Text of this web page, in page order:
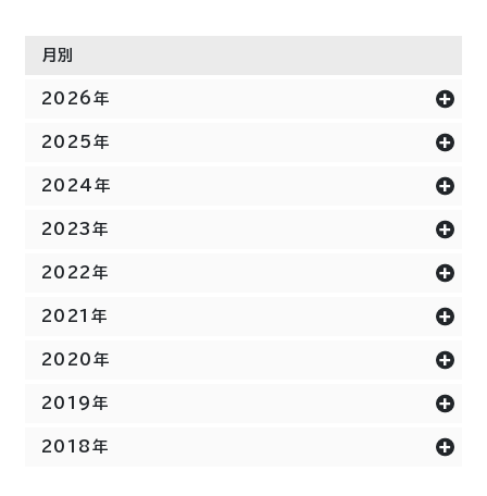
月別
2026年
2025年
2024年
2023年
2022年
2021年
2020年
2019年
2018年